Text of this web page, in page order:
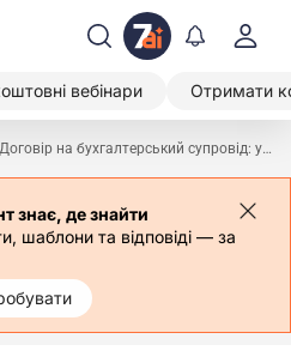
вебінари Отримати
Договір на бухгалтерський супровід: умови та особливості співпраці
знає, де знайти
шаблони та відповіді — за